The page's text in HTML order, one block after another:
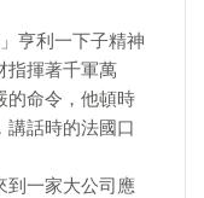
亨利一下子精神
指揮著千軍萬
的命令，他頓時
講話時的法國口
到一家大公司應